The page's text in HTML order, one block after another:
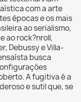
com a arte
épocas e os mais
ao serialismo,
ao rock?nroll,
Debussy e Villa-
busca
A fugitiva é a
e sutil que, se